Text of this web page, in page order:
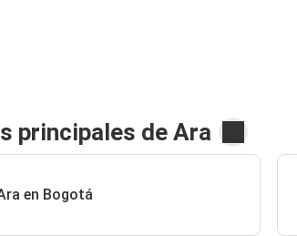
principales de Ara
en Bogotá